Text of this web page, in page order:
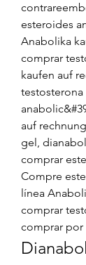
esteroides
Anabolika
comprar
kaufen auf
auf
gel,
comprar
Compre
línea
comprar
comprar por